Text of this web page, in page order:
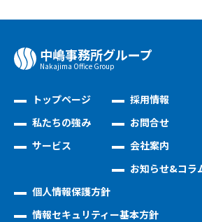
中嶋事務所グループ
Nakajima Oﬃce Group
トップページ
私たちの強み
サービス
採用情報
お問合せ
会社案内
お知らせ&コラ
個人情報保護方針
情報セキュリティー基本方針